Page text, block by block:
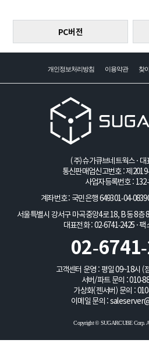
PC버전
개인정보처리방침 이용약관 찾
(주)슈가큐브네트웍스 · 대
통신판매업신고번호 : 제
사업자등록번호 :
계좌번호 : 국민은행 649301-04-
서울특별시 강서구 마곡중앙4로 18, B동 8층
대표전화 : 02-6741-2425 ·
02-
고객센터 운영 : 평일 09~18시 (
서버/파트 문의 :010-
가상화(젠서버) 문의 :
이메일 문의 :
Copyright © SUGARCUBE Corp.